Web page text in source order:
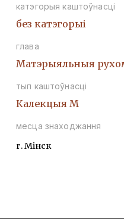
катэгорыя каштоўнасці
без катэгорыі
глава
Матэрыяльныя
тып каштоўнасці
Калекцыя М
месца знаходжання
г. Мінск